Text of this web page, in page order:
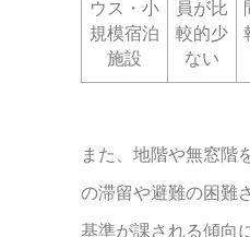
ウス・小
規模宿泊
施設
員が比
較的少
ない
また、地階や無窓階
の滞留や避難の困難
基準が課される傾向